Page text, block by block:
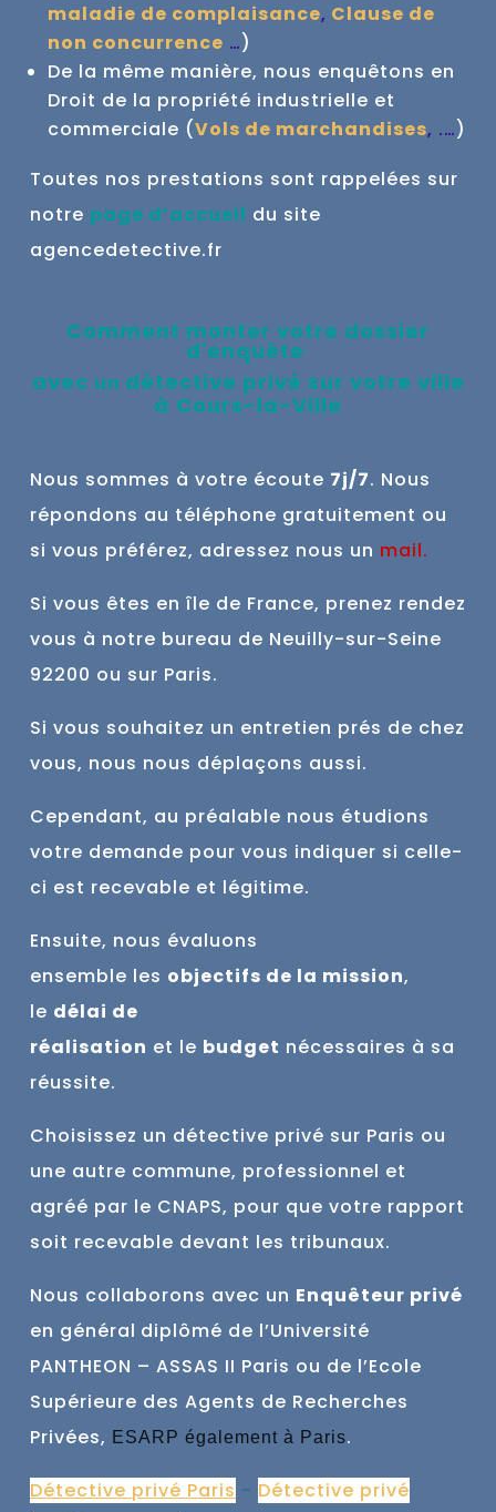
maladie de complaisance, Clause de
non concurrence …)
De la même manière, nous enquêtons en
Droit de la propriété industrielle et
commerciale (Vols de marchandises, .…)
Toutes nos prestations sont rappelées sur
notre page d’accueil du site
agencedetective.fr
Comment monter votre dossier
d'enquête
avec un détective privé sur votre ville
à Cours-la-Ville
Nous sommes à votre écoute 7j/7. Nous
répondons au téléphone gratuitement ou
si vous préférez, adressez nous un mail.
Si vous êtes en île de France, prenez rendez
vous à notre bureau de Neuilly-sur-Seine
92200 ou sur Paris.
Si vous souhaitez un entretien prés de chez
vous, nous nous déplaçons aussi.
Cependant, au préalable nous étudions
votre demande pour vous indiquer si celle-
ci est recevable et légitime.
Ensuite, nous évaluons
ensemble les objectifs de la mission,
le délai de
réalisation et le budget nécessaires à sa
réussite.
Choisissez un détective privé sur Paris ou
une autre commune, professionnel et
agréé par le CNAPS, pour que votre rapport
soit recevable devant les tribunaux.
Nous collaborons avec un Enquêteur privé
en général diplômé de l’Université
PANTHEON – ASSAS II Paris ou de l’Ecole
Supérieure des Agents de Recherches
Privées, ESARP également à Paris.
Détective privé Paris - Détective privé